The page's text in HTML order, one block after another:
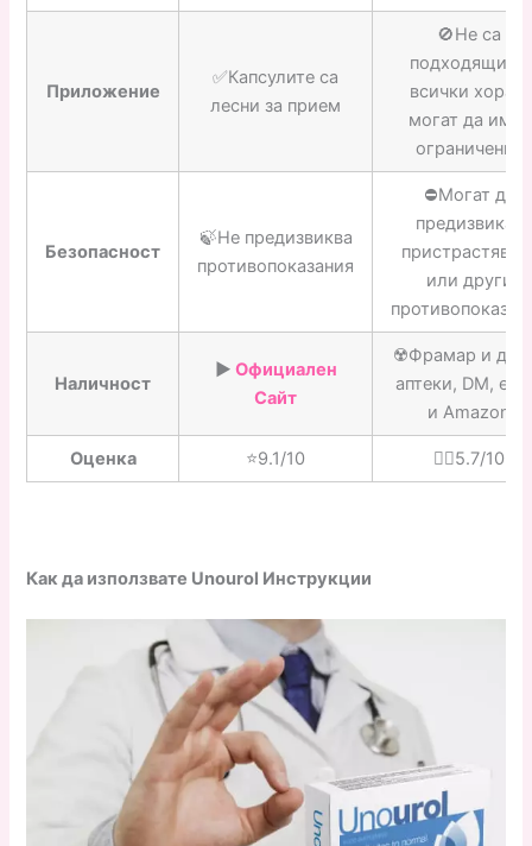
Приложение
✅Капсулите са
лесни за прием
🚫Не са
подходящи за
всички хора и
могат да имат
ограничения
Безопасност
🍃Не предизвиква
противопоказания
⛔️Могат да
предизвикат
или други
Наличност
▶️ Официален
Сайт
☢️Фрамар и
аптеки, DM,
и Amazon
Оценка ⭐️9.1/10 👎🏼5.7/10
Как да използвате Unourol Инструкции